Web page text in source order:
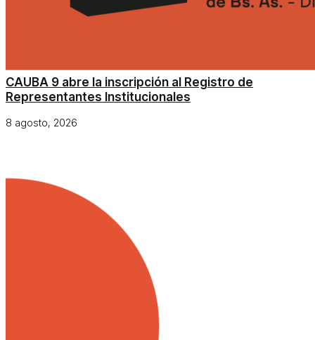
CAUBA 9 abre la inscripción al Registro de
Representantes Institucionales
8 agosto, 2026